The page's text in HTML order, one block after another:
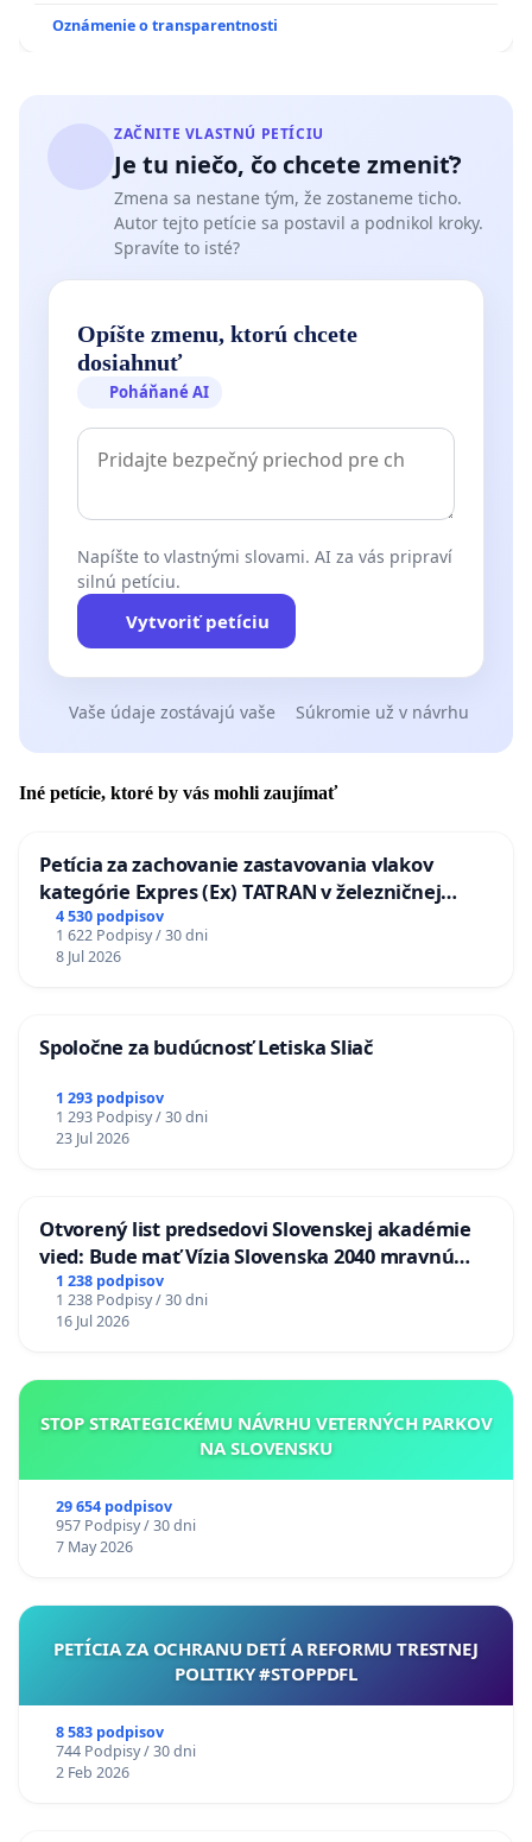
Oznámenie o transparentnosti
ZAČNITE VLASTNÚ PETÍCIU
Je tu niečo, čo chcete zmeniť?
Zmena sa nestane tým, že zostaneme ticho.
Autor tejto petície sa postavil a podnikol kroky.
Spravíte to isté?
Opíšte zmenu, ktorú chcete
dosiahnuť
Poháňané AI
Napíšte to vlastnými slovami. AI za vás pripraví
silnú petíciu.
Vytvoriť petíciu
Vaše údaje zostávajú vaše Súkromie už v návrhu
Iné petície, ktoré by vás mohli zaujímať
Petícia za zachovanie zastavovania vlakov
kategórie Expres (Ex) TATRAN v železničnej
stanici Púchov
4 530 podpisov
1 622 Podpisy / 30 dni
8 Jul 2026
Spoločne za budúcnosť Letiska Sliač
1 293 podpisov
1 293 Podpisy / 30 dni
23 Jul 2026
Otvorený list predsedovi Slovenskej akadémie
vied: Bude mať Vízia Slovenska 2040 mravnú
chrbticu?
1 238 podpisov
1 238 Podpisy / 30 dni
16 Jul 2026
STOP STRATEGICKÉMU NÁVRHU VETERNÝCH PARKOV
NA SLOVENSKU
29 654 podpisov
957 Podpisy / 30 dni
7 May 2026
PETÍCIA ZA OCHRANU DETÍ A REFORMU TRESTNEJ
POLITIKY #STOPPDFL
8 583 podpisov
744 Podpisy / 30 dni
2 Feb 2026